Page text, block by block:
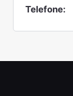
Telefone: